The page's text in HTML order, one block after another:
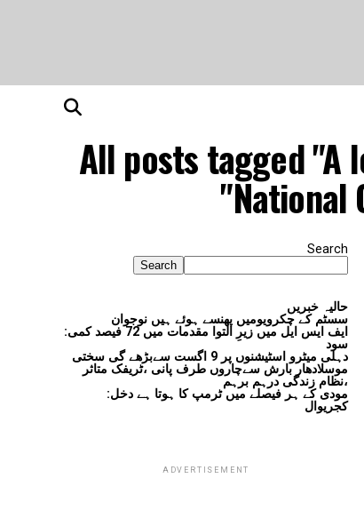
All posts tagged "A
National
Search
Search
حالیہ خبریں
سسٹم کے چکرویومیں پھنسے ہوئے ہیں نوجوان
ایف ایس ایل میں زیرِ التوا مقدمات میں 72 فیصد کمی:
سود
دہلی میٹرو اسٹیشنوں پر 9 اگست سےبڑھے گی سختی
موسلادھار بارش سےچاروں طرف پانی ،ٹریفک متاثر
،نظام زندگی درہم برہم
مودی کے ہر فیصلے میں ٹرمپ کا ہوتا ہے دخل:
کجریوال
ADVERTISEMENT